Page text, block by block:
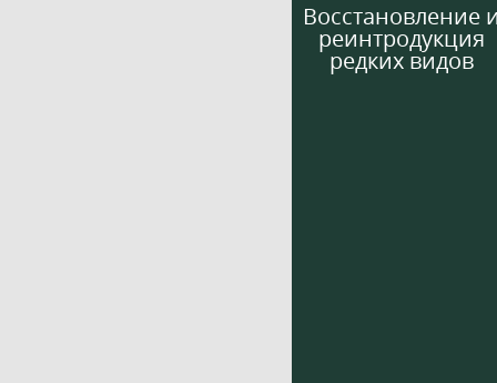
Восстановление
реинтродукция
редких видов